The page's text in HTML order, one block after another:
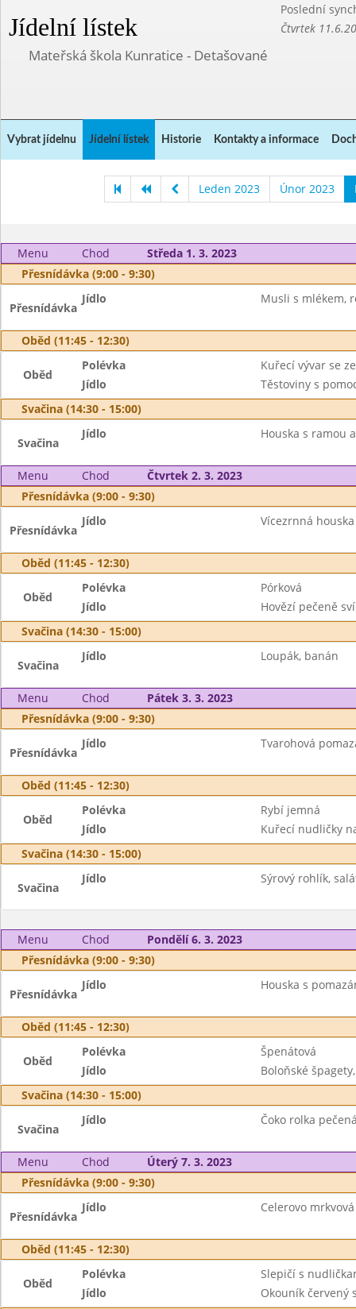
Jídelní lístek
Poslední
Čtvrtek
Mateřská škola Kunratice - Detašované
Vybrat jídelnu Jídelní lístek Historie Kontakty a informace
Leden 2023 Únor 2023
Menu Chod
Středa 1. 3. 2023
Přesnídávka (9:00 - 9:30)
Přesnídávka
Jídlo Musli s mlékem,
Oběd (11:45 - 12:30)
Oběd
Polévka
Kuřecí vývar se
Jídlo
Těstoviny s
Svačina (14:30 - 15:00)
Svačina
Jídlo Houska s ramou
Menu Chod
Čtvrtek 2. 3. 2023
Přesnídávka (9:00 - 9:30)
Přesnídávka
Jídlo Vícezrnná
Oběd (11:45 - 12:30)
Oběd
Polévka
Pórková
Jídlo
Hovězí pečeně
Svačina (14:30 - 15:00)
Svačina
Jídlo Loupák, banán
Menu Chod
Pátek 3. 3. 2023
Přesnídávka (9:00 - 9:30)
Přesnídávka
Jídlo Tvarohová
Oběd (11:45 - 12:30)
Oběd
Polévka
Rybí jemná
Jídlo
Kuřecí nudličky
Svačina (14:30 - 15:00)
Svačina
Jídlo Sýrový rohlík,
Menu Chod
Pondělí 6. 3. 2023
Přesnídávka (9:00 - 9:30)
Přesnídávka
Jídlo Houska s
Oběd (11:45 - 12:30)
Oběd
Polévka
Špenátová
Jídlo
Boloňské
Svačina (14:30 - 15:00)
Svačina
Jídlo Čoko rolka
Menu Chod
Úterý 7. 3. 2023
Přesnídávka (9:00 - 9:30)
Přesnídávka
Jídlo Celerovo
Oběd (11:45 - 12:30)
Oběd
Polévka
Slepičí s
Jídlo
Okouník červený